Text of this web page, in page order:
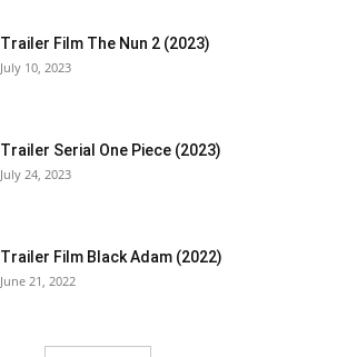
Trailer Film The Nun 2 (2023)
July 10, 2023
Trailer Serial One Piece (2023)
July 24, 2023
Trailer Film Black Adam (2022)
June 21, 2022